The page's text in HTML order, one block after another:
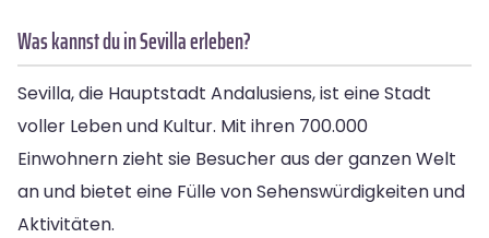
Was kannst du in Sevilla erleben?
Sevilla, die Hauptstadt Andalusiens, ist eine Stadt
voller Leben und Kultur. Mit ihren 700.000
Einwohnern zieht sie Besucher aus der ganzen Welt
an und bietet eine Fülle von Sehenswürdigkeiten und
Aktivitäten.